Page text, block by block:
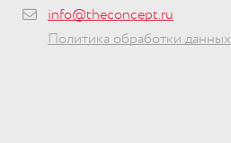
info@theconcept.ru
Политика обработки данных